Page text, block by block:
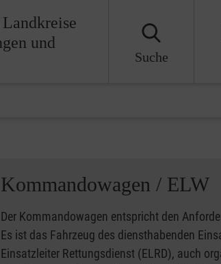
und
Suche
Kommandowagen / ELW
Der Kommandowagen entspricht den
Es ist das Fahrzeug des diensthabenden
Einsatzleiter Rettungsdienst (ELRD), auch